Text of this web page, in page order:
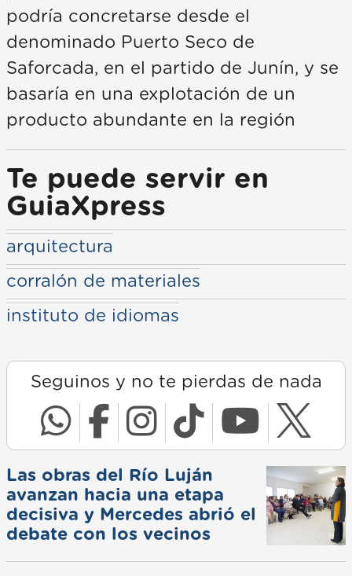
podría concretarse desde el
denominado Puerto Seco de
Saforcada, en el partido de Junín, y se
basaría en una explotación de un
producto abundante en la región
Te puede servir en
GuiaXpress
arquitectura
corralón de materiales
instituto de idiomas
Seguinos y no te pierdas de nada
Las obras del Río Luján
avanzan hacia una etapa
decisiva y Mercedes abrió el
debate con los vecinos